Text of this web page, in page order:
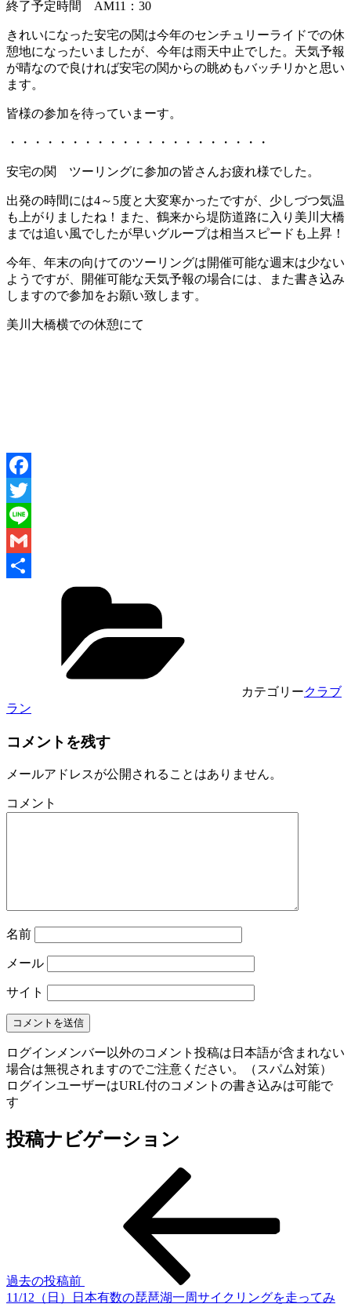
終了予定時間 AM11：30
きれいになった安宅の関は今年のセンチュリーライドでの休
憩地になったいましたが、今年は雨天中止でした。天気予報
が晴なので良ければ安宅の関からの眺めもバッチリかと思い
ます。
皆様の参加を待っていまーす。
・・・・・・・・・・・・・・・・・・・・・
安宅の関 ツーリングに参加の皆さんお疲れ様でした。
出発の時間には4～5度と大変寒かったですが、少しづつ気温
も上がりましたね！また、鶴来から堤防道路に入り美川大橋
までは追い風でしたが早いグループは相当スピードも上昇！
今年、年末の向けてのツーリングは開催可能な週末は少ない
ようですが、開催可能な天気予報の場合には、また書き込み
しますので参加をお願い致します。
美川大橋横での休憩にて
Facebook
Twitter
Line
Gmail
カテゴリークラブ
ラン
コメントを残す
メールアドレスが公開されることはありません。
コメント
名前
メール
サイト
ログインメンバー以外のコメント投稿は日本語が含まれない
場合は無視されますのでご注意ください。（スパム対策）
ログインユーザーはURL付のコメントの書き込みは可能で
す
投稿ナビゲーション
過去の投稿前
11/12（日）日本有数の琵琶湖一周サイクリングを走ってみ